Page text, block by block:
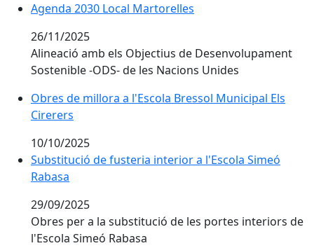
Agenda 2030 Local Martorelles
26/11/2025
Alineació amb els Objectius de Desenvolupament
Sostenible -ODS- de les Nacions Unides
Obres de millora a l'Escola Bressol Municipal Els
Cirerers
10/10/2025
Substitució de fusteria interior a l'Escola Simeó
Rabasa
29/09/2025
Obres per a la substitució de les portes interiors de
l'Escola Simeó Rabasa